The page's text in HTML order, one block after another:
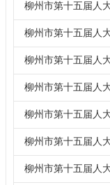
柳州市第十五届人
柳州市第十五届人
柳州市第十五届人
柳州市第十五届人
柳州市第十五届人
柳州市第十五届人
柳州市第十五届人